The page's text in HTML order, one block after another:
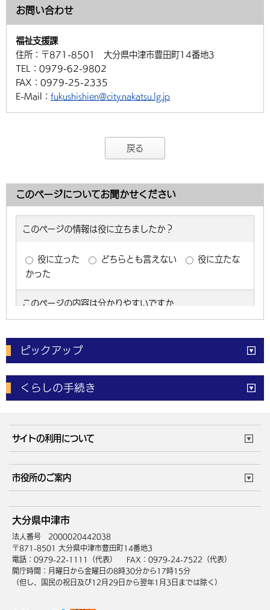
お問い合わせ
福祉支援課
住所： 〒871-8501 大分県中津市豊田町14番地3
TEL： 0979-62-9802
FAX： 0979-25-2335
E-Mail： fukushishien@city.nakatsu.lg.jp
戻る
このページについてお聞かせください
ピックアップ
電子申請 窓口の混雑状況
体育施設予約状況 ご意見・ご要望
くらしの手続き
成人・仕事
住まい・引越 ごみ・環境
健康・医療 障がい・福祉
高齢・介護
サイトの利用について
サイトマップ
市役所のご案内
庁舎地図 組織案内
中津市へのアクセス
大分県中津市
法人番号 2000020442038
〒871-8501 大分県中津市豊田町14番地3
電話：0979-22-1111（代表）
FAX：0979-24-7522（代表）
開庁時間：月曜日から金曜日の8時30分から17時15分
（但し、国民の祝日及び12月29日から翌年1月3日までは除く）